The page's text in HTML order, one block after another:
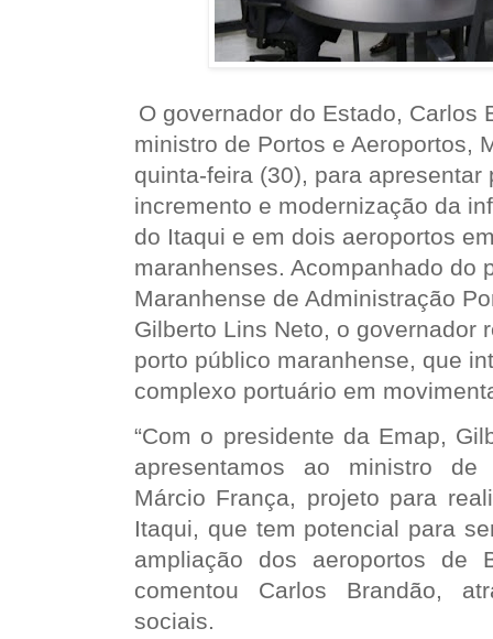
O governador do Estado, Carlos
ministro de Portos e Aeroportos,
quinta-feira (30), para apresentar
incremento e modernização da
do Itaqui e em dois aeroportos
maranhenses. Acompanhado do
Maranhense de Administração
Gilberto Lins Neto, o governador
porto público maranhense, que
complexo portuário em
“Com o presidente da Emap,
apresentamos ao ministro de
Márcio França, projeto para
Itaqui, que tem potencial para
ampliação dos aeroportos de
comentou Carlos Brandão,
sociais.